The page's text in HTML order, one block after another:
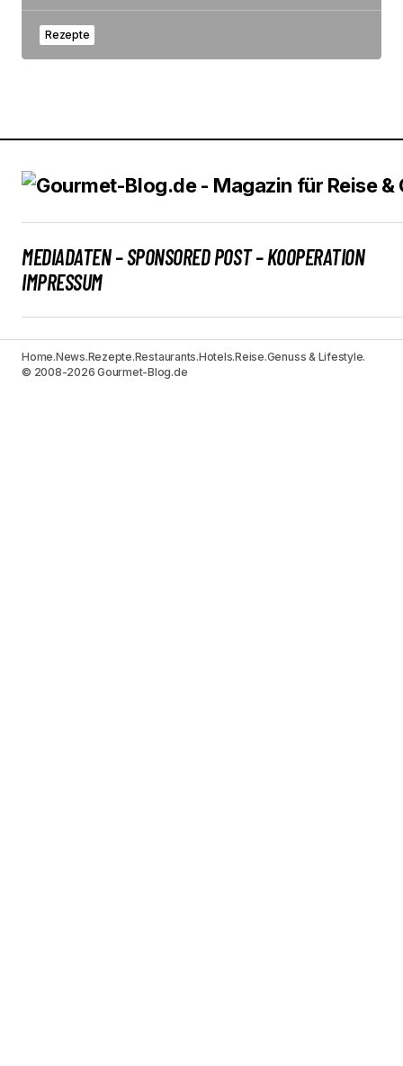
Rezepte
MEDIADATEN – SPONSORED POST – KOOPERATION
IMPRESSUM
Home.News.Rezepte.Restaurants.Hotels.Reise.Genuss & Lifestyle.
© 2008-2026 Gourmet-Blog.de